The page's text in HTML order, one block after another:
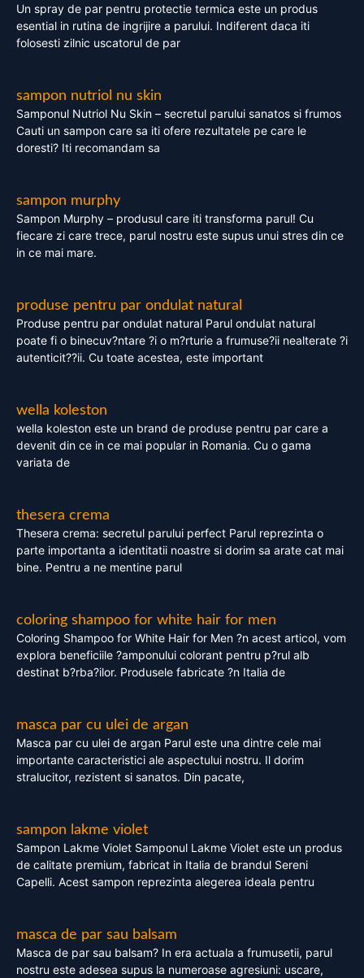
Un spray de par pentru protectie termica este un produs
esential in rutina de ingrijire a parului. Indiferent daca iti
folosesti zilnic uscatorul de par
sampon nutriol nu skin
Samponul Nutriol Nu Skin – secretul parului sanatos si frumos
Cauti un sampon care sa iti ofere rezultatele pe care le
doresti? Iti recomandam sa
sampon murphy
Sampon Murphy – produsul care iti transforma parul! Cu
fiecare zi care trece, parul nostru este supus unui stres din ce
in ce mai mare.
produse pentru par ondulat natural
Produse pentru par ondulat natural Parul ondulat natural
poate fi o binecuv?ntare ?i o m?rturie a frumuse?ii nealterate ?i
autenticit??ii. Cu toate acestea, este important
wella koleston
wella koleston este un brand de produse pentru par care a
devenit din ce in ce mai popular in Romania. Cu o gama
variata de
thesera crema
Thesera crema: secretul parului perfect Parul reprezinta o
parte importanta a identitatii noastre si dorim sa arate cat mai
bine. Pentru a ne mentine parul
coloring shampoo for white hair for men
Coloring Shampoo for White Hair for Men ?n acest articol, vom
explora beneficiile ?amponului colorant pentru p?rul alb
destinat b?rba?ilor. Produsele fabricate ?n Italia de
masca par cu ulei de argan
Masca par cu ulei de argan Parul este una dintre cele mai
importante caracteristici ale aspectului nostru. Il dorim
stralucitor, rezistent si sanatos. Din pacate,
sampon lakme violet
Sampon Lakme Violet Samponul Lakme Violet este un produs
de calitate premium, fabricat in Italia de brandul Sereni
Capelli. Acest sampon reprezinta alegerea ideala pentru
masca de par sau balsam
Masca de par sau balsam? In era actuala a frumusetii, parul
nostru este adesea supus la numeroase agresiuni: uscare,